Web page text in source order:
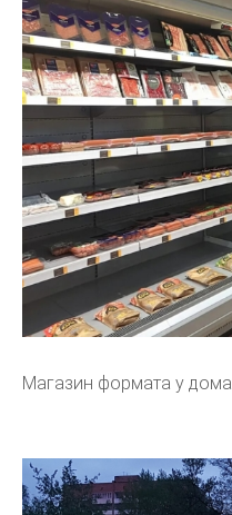
Магазин формата у дома